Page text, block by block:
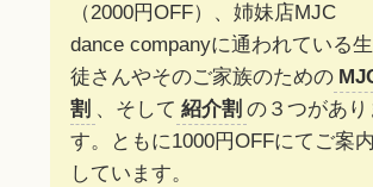
（2000円OFF）、姉妹店MJC
dance companyに通われている生
徒さんやそのご家族のための
割 、そして 紹介割 の３つがあり
す。ともに1000円OFFにてご案内
しています。